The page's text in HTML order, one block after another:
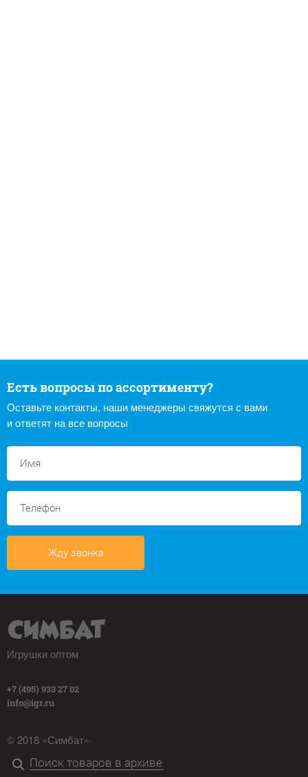
Есть вопросы по ассортименту?
Оставьте контакты, наши менеджеры свяжутся с вами
и ответят на все вопросы
Жду звонка
Игрушки оптом
+7 (495) 933 27 02
info@igr.ru
© 2018 «Симбат»